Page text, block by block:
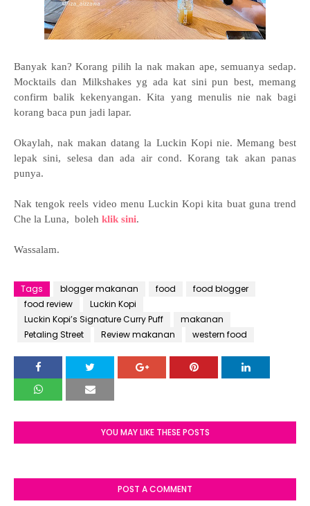
Banyak kan? Korang pilih la nak makan ape, semuanya sedap.
Mocktails dan Milkshakes yg ada kat sini pun best, memang
confirm balik kekenyangan. Kita yang menulis nie nak bagi
korang baca pun jadi lapar.
Okaylah, nak makan datang la Luckin Kopi nie. Memang best
lepak sini, selesa dan ada air cond. Korang tak akan panas
punya.
Nak tengok reels video menu Luckin Kopikita buat guna trend
Che la Luna, boleh klik sini.
Wassalam.
Tags blogger makanan food
food blogger
food review
Luckin Kopi
Luckin Kopi’s Signature Curry Puff
makanan
Petaling Street
Review makanan western food
YOU MAY LIKE THESE POSTS
POST A COMMENT